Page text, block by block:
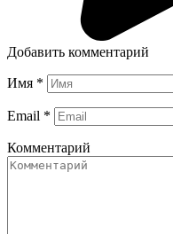
Добавить комментарий
Имя *
Email *
Комментарий